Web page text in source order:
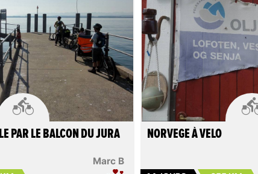

Marc B
PAR LE BALCON DU JURA
NORVEGE À VELO